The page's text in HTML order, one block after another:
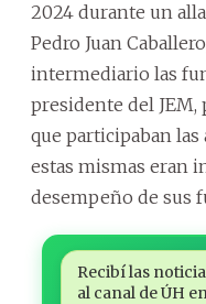
2024 durante un
Pedro Juan
intermediario las
presidente del JEM,
que participaban las
estas mismas eran
desempeño de sus
Recibí las
al canal de ÚH